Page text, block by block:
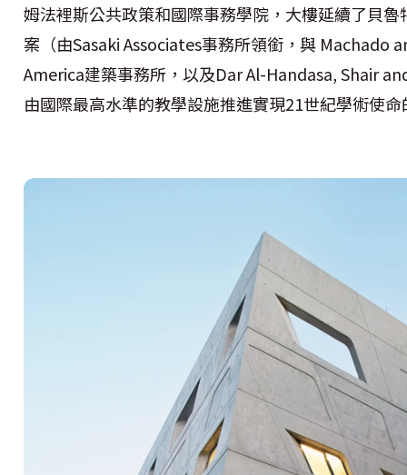
姆法裡斯公共政策和國際事務學院，大樓延續了貝
案（由Sasaki Associates事務所領銜，與 Machado
America建築事務所，以及Dar Al-Handasa, Shair
由國際最高水準的教學設施推進實現21世紀學術使